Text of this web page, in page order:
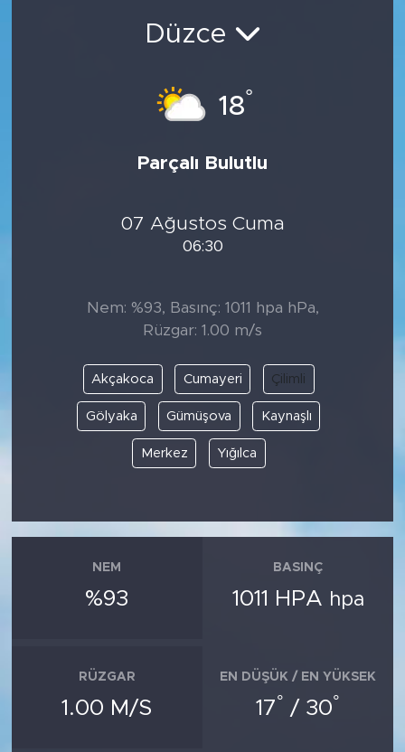
Düzce
18°
Parçalı Bulutlu
07 Ağustos Cuma
06:30
Nem: %93, Basınç: 1011 hpa hPa,
Rüzgar: 1.00 m/s
Akçakoca Cumayeri Çilimli
Gölyaka Gümüşova Kaynaşlı
Merkez Yığılca
NEM
%93
BASINÇ
1011 HPA hpa
RÜZGAR
1.00 M/S
EN DÜŞÜK / EN YÜKSEK
17° / 30°